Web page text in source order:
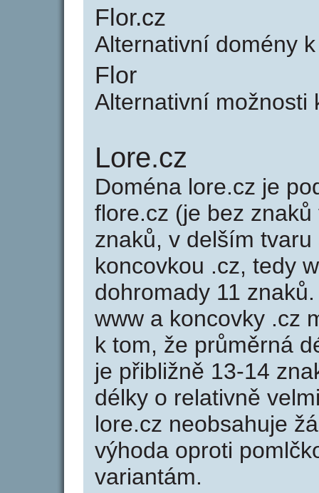
Flor.cz
Alternativní domény
Flor
Alternativní možnosti
Lore.cz
Doména lore.cz je
flore.cz (je bez
znaků, v delším
koncovkou .cz, tedy
dohromady 11
www a koncovky .cz
k tom, že průměrná
je přibližně 13-14
délky o relativně
lore.cz neobsahuje
výhoda oproti
variantám.